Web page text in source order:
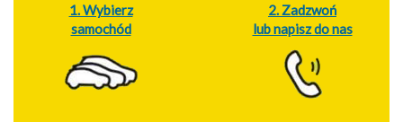
1. Wybierz
samochód
2. Zadzwoń
lub napisz do nas